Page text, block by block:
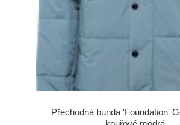
Přechodná bunda 'Foundation'